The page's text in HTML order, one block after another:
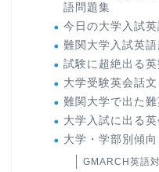
語問題集
今日の大学入試英
難関大学入試英
試験に超絶出る
大学受験英会話
難関大学で出た難
大学入試に出る
大学・学部別傾向
GMARCH英語